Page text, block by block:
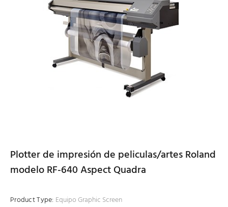
Plotter de impresión de peliculas/artes Roland
modelo RF-640 Aspect Quadra
Product Type: Equipo Graphic Screen